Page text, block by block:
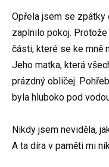
Opřela jsem se zpátky
zaplnilo pokoj.
části, které se ke mně
Jeho matka, která
prázdný obličej.
byla hluboko pod
Nikdy jsem neviděla,
A ta díra v paměti mi